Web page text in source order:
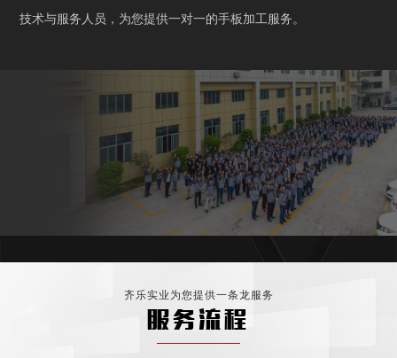
技术与服务人员，为您提供一对一的手板加工服务。
齐乐实业为您提供一条龙服务
服务流程